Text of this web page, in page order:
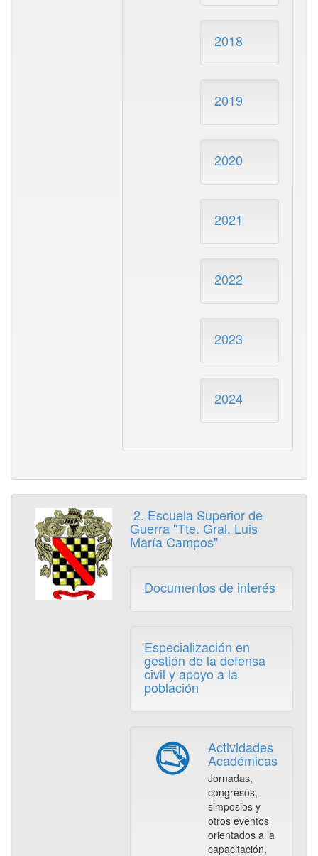
2018
2019
2020
2021
2022
2023
2024
2. Escuela Superior de
Guerra "Tte. Gral. Luis
María Campos"
Documentos de interés
Especialización en
gestión de la defensa
civil y apoyo a la
población
Actividades
Académicas
Jornadas,
congresos,
simposios y
otros eventos
orientados a la
capacitación,